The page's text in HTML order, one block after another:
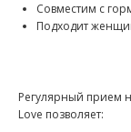
Совместим с
Подходит
Регулярный прием
Love позволяет: